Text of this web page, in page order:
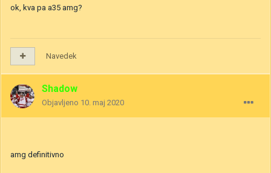
ok, kva pa a35 amg?
Navedek
Shadow
Objavljeno 10. maj 2020
amg definitivno